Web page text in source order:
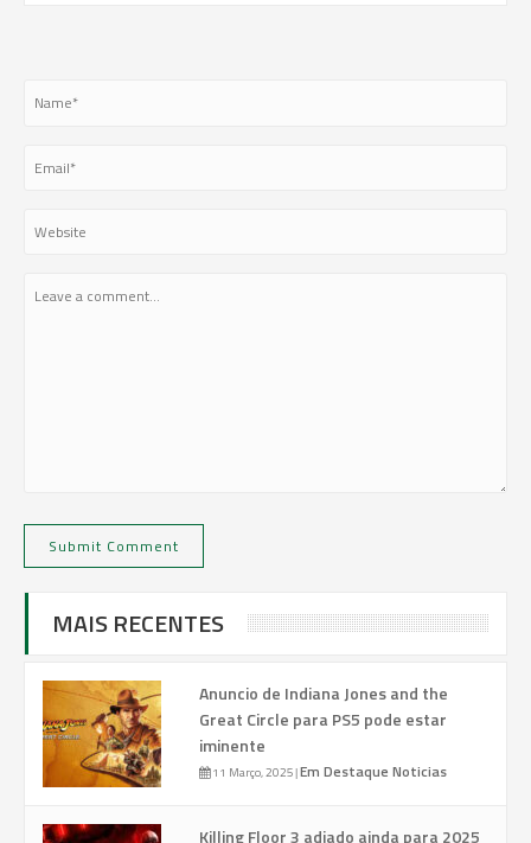
MAIS RECENTES
Anuncio de Indiana Jones and the
Great Circle para PS5 pode estar
iminente
11 Março, 2025|Em Destaque Noticias
Killing Floor 3 adiado ainda para 2025